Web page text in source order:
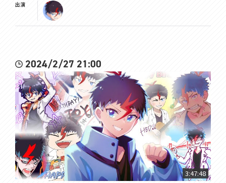
出演
2024/2/27 21:00
3:47:48